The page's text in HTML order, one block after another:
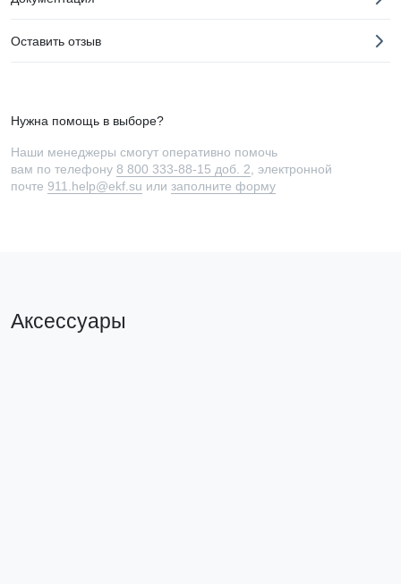
Оставить отзыв
Нужна помощь в выборе?
Наши менеджеры смогут оперативно помочь
вам по телефону 8 800 333-88-15 доб. 2 , электронной
почте 911.help@ekf.su или заполните форму
Аксессуары